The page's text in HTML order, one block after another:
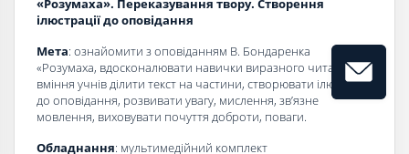
«Розумаха». Переказування твору. Створення
ілюстрації до оповідання
Мета: ознайомити з оповіданням В. Бондаренка
«Розумаха, вдосконалювати навички виразного читання,
вміння учнів ділити текст на частини, створювати ілюстрації
до оповідання, розвивати увагу, мислення, зв’язне
мовлення, виховувати почуття доброти, поваги.
Обладнання: мультимедійний комплект